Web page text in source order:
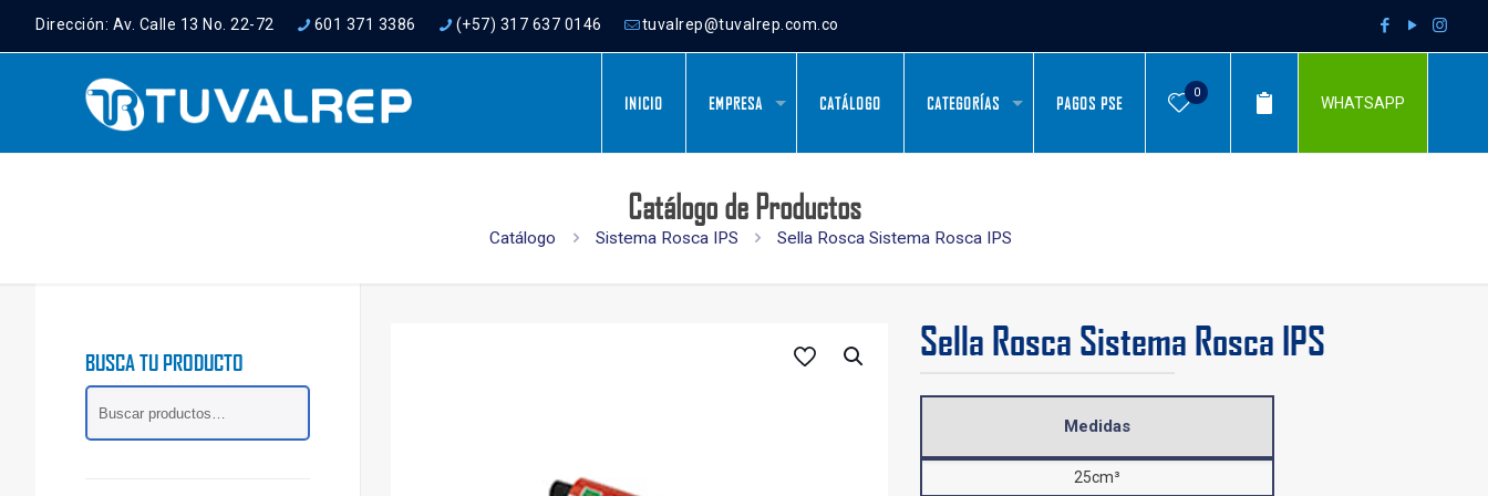
Dirección: Av. Calle 13 No. 22-72 601 371 3386 (+57) 317 637 0146 tuvalrep@tuvalrep.com.co
INICIO EMPRESA CATÁLOGO CATEGORÍAS PAGOS PSE
0
WHATSAPP
Catálogo de Productos
Catálogo Sistema Rosca IPS Sella Rosca Sistema Rosca IPS
Sella Rosca Sistema Rosca IPS
Medidas
25cm³
BUSCA TU PRODUCTO